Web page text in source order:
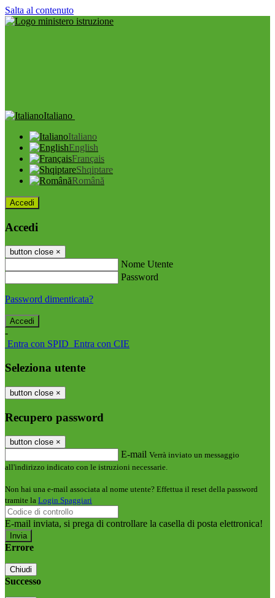
Salta al contenuto
Italiano
Italiano
English
Français
Shqiptare
Română
Accedi
Accedi
button close ×
Nome Utente
Password
Password dimenticata?
-
Entra con SPID Entra con CIE
Seleziona utente
button close ×
Recupero password
button close ×
E-mail Verrà inviato un messaggio
all'indirizzo indicato con le istruzioni necessarie.
Non hai una e-mail associata al nome utente? Effettua il reset della password
tramite la Login Spaggiari
E-mail inviata, si prega di controllare la casella di posta elettronica!
Errore
Chiudi
Successo